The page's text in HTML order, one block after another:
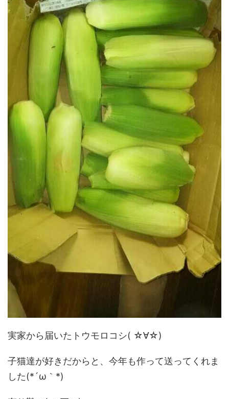
実家から届いたトウモロコシ( ☆∀☆)
子猫達が好きだからと、今年も作って送ってくれま
した(*´ω｀*)